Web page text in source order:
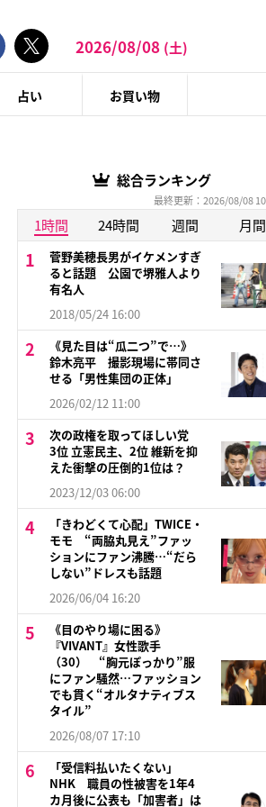
2026/08/08 (土)
占い お買い物
総合ランキング
最終更新：2026/08/08
1時間 24時間 週間 月間
菅野美穂長男がイケメンすぎ
ると話題 公園で堺雅人より
有名人
2018/05/24 16:00
《見た目は“瓜二つ”で…》
鈴木亮平 撮影現場に帯同さ
せる「男性集団の正体」
2026/02/12 11:00
次の政権を取ってほしい党
3位 立憲民主、2位 維新を抑
えた衝撃の圧倒的1位は？
2023/12/03 06:00
「きわどくて心配」TWICE・
モモ “両脇丸見え”ファッ
ションにファン沸騰…“だら
しない”ドレスも話題
2026/06/04 16:20
《目のやり場に困る》
『VIVANT』女性歌手
（30） “胸元ぽっかり”服
にファン騒然…ファッション
でも貫く“オルタナティブス
タイル”
2026/08/07 17:10
「受信料払いたくない」
NHK 職員の性被害を1年4
カ月後に公表も「加害者」は